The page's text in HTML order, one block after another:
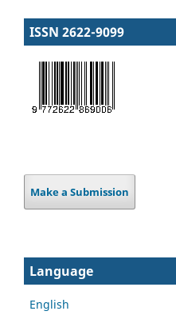
ISSN 2622-9099
Make a Submission
Language
English